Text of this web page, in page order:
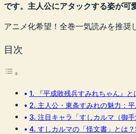
です。主人公にアタックする姿が可
アニメ化希望！全巻一気読みを推奨
目次
1. 『平成敗残兵すみれちゃん』
2. 主人公・東条すみれの魅力：
3. 注目キャラ「すしカルマ（御
4. すしカルマの「怪文書」とは